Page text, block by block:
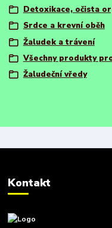
Detoxikace, očista
Srdce a krevní oběh
Žaludek a trávení
Všechny produkty
Žaludeční vředy
Kontakt